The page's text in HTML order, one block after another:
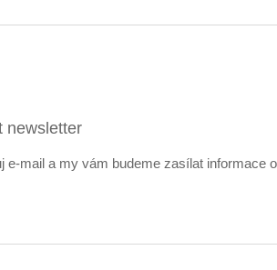
newsletter
e-mail a my vám budeme zasílat informace